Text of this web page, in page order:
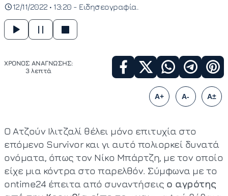
12/11/2022 • 13:20 - Ειδησεογραφία
ΧΡΟΝΟΣ ΑΝΑΓΝΩΣΗΣ:
3 λεπτά
A+ A- A±
Ο Ατζούν Ιλιτζαλί θέλει μόνο επιτυχία στο
επόμενο Survivor και γι αυτό πολιορκεί δυνατά
ονόματα, όπως τον Νίκο Μπάρτζη, με τον οποίο
είχε μια κόντρα στο παρελθόν. Σύμφωνα με το
ontime24 έπειτα από συναντήσεις ο αγρότης